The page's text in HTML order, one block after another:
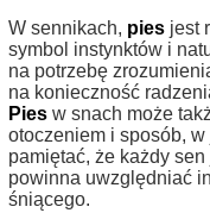
W sennikach, pies jest
symbol instynktów i
na potrzebę
na konieczność
Pies w snach może
otoczeniem i sposób,
pamiętać, że każdy
powinna uwzględniać
śniącego.